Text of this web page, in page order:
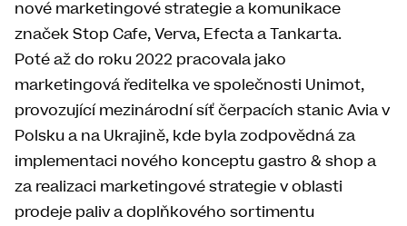
nové marketingové strategie a komunikace
značek Stop Cafe, Verva, Efecta a Tankarta.
Poté až do roku 2022 pracovala jako
marketingová ředitelka ve společnosti Unimot,
provozující mezinárodní síť čerpacích stanic Avia v
Polsku a na Ukrajině, kde byla zodpovědná za
implementaci nového konceptu gastro & shop a
za realizaci marketingové strategie v oblasti
prodeje paliv a doplňkového sortimentu